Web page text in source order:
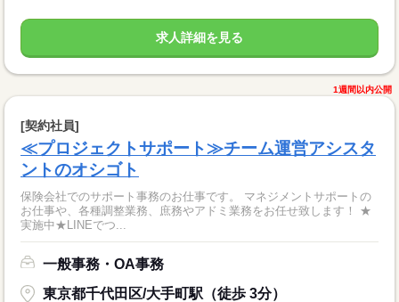
求人詳細を見る
1週間以内公開
[契約社員]
≪プロジェクトサポート≫チーム運営アシスタ
ントのオシゴト
保険会社でのサポート事務のお仕事です。 マネジメントサポートの
お仕事や、各種調整業務、庶務やアドミ業務をお任せ致します！ ★
実施中★LINEでつ...
一般事務・OA事務
東京都千代田区/大手町駅（徒歩 3分）